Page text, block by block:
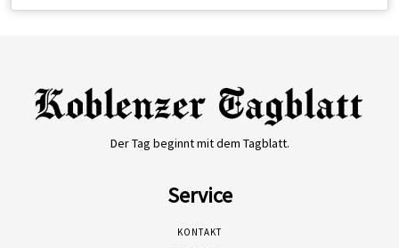
Der Tag beginnt mit dem Tagblatt.
Service
KONTAKT